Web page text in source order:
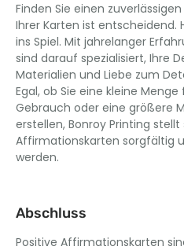
Finden Sie einen
Ihrer Karten ist entscheidend.
ins Spiel. Mit jahrelanger
sind darauf spezialisiert, Ihre
Materialien und Liebe zum
Egal, ob Sie eine kleine
Gebrauch oder eine größere
erstellen, Bonroy Printing stellt
Affirmationskarten sorgfältig
werden.
Abschluss
Positive Affirmationskarten